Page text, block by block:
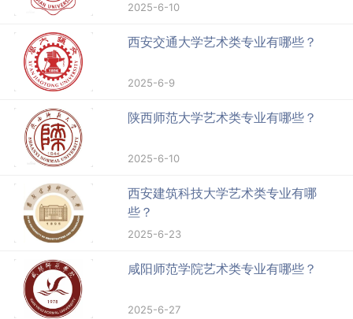
2025-6-10
西安交通大学艺术类专业有哪些？
2025-6-9
陕西师范大学艺术类专业有哪些？
2025-6-10
西安建筑科技大学艺术类专业有哪
些？
2025-6-23
咸阳师范学院艺术类专业有哪些？
2025-6-27